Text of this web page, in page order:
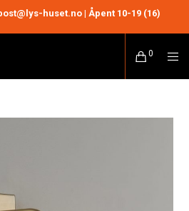
huset.no | Åpent 10-19 (16)
0